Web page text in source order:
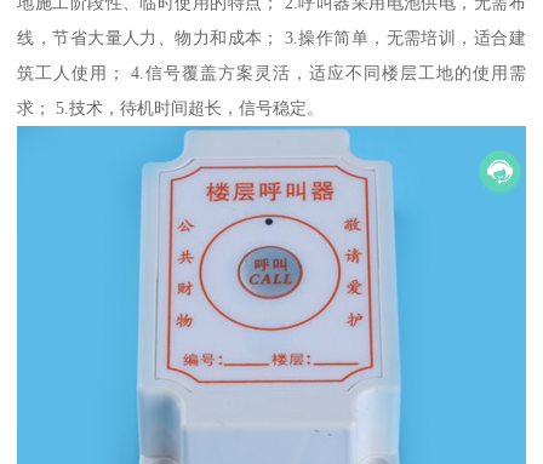
线，节省大量人力、物力和成本； 3.操作简单，无需培训，适合建
筑工人使用； 4.信号覆盖方案灵活，适应不同楼层工地的使用需
求； 5.技术，待机时间超长，信号稳定。